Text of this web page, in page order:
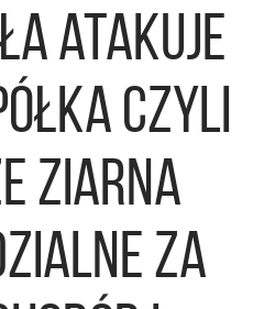
atakuje
czyli
ziarna
za